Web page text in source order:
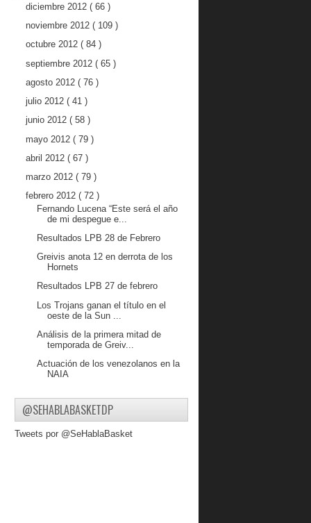
diciembre 2012 ( 66 )
noviembre 2012 ( 109 )
octubre 2012 ( 84 )
septiembre 2012 ( 65 )
agosto 2012 ( 76 )
julio 2012 ( 41 )
junio 2012 ( 58 )
mayo 2012 ( 79 )
abril 2012 ( 67 )
marzo 2012 ( 79 )
febrero 2012 ( 72 )
Fernando Lucena “Este será el año
de mi despegue e...
Resultados LPB 28 de Febrero
Greivis anota 12 en derrota de los
Hornets
Resultados LPB 27 de febrero
Los Trojans ganan el título en el
oeste de la Sun ...
Análisis de la primera mitad de
temporada de Greiv...
Actuación de los venezolanos en la
NAIA
Creighton remonta una vez más
Resultados LPB 25 de febrero
@SEHABLABASKETDP
Tweets por @SeHablaBasket